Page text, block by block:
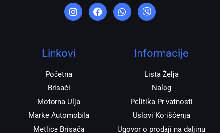
n
s
t
r
a
a
c
e
h
a
t
i
b
e
Linkovi
Početna
Brisači
Motorna Ulja
Marke Automobila
Metlice Brisača
Informacije
Lista Želja
Nalog
Politika Privatnosti
Uslovi Korišćenja
Ugovor o prodaji na daljinu